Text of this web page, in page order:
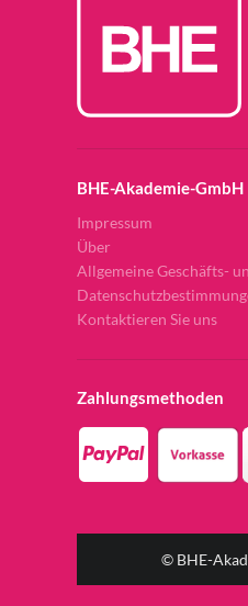
BHE-Akademie-GmbH
Impressum
Über
Allgemeine Geschäfts-
Kontaktieren Sie uns
Zahlungsmethoden
© BHE-